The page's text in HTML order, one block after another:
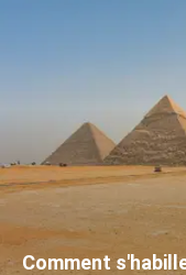
Comment